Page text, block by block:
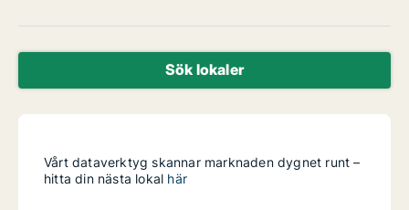
Sök lokaler
Vårt dataverktyg skannar marknaden dygnet runt –
hitta din nästa lokal här